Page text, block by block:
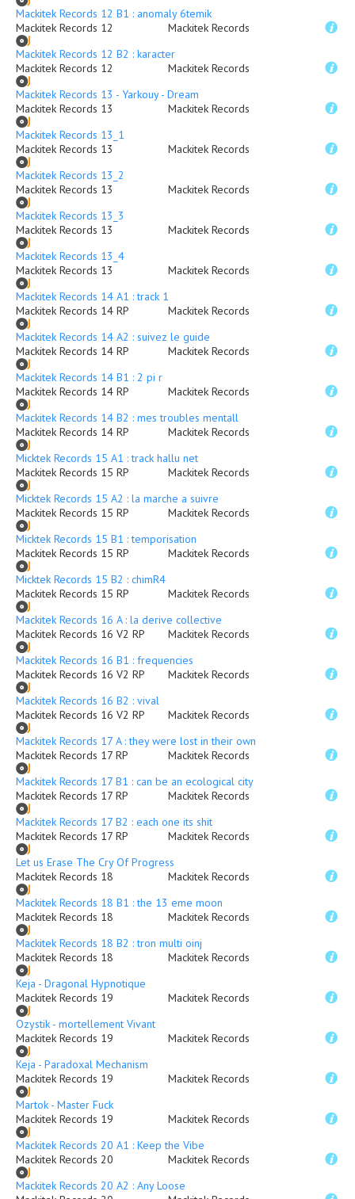
Mackitek Records 12 B1 : anomaly 6temik
Mackitek Records 12
Mackitek Records
Mackitek Records 12 B2 : karacter
Mackitek Records 12
Mackitek Records
Mackitek Records 13 - Yarkouy - Dream
Mackitek Records 13
Mackitek Records
Mackitek Records 13_1
Mackitek Records 13
Mackitek Records
Mackitek Records 13_2
Mackitek Records 13
Mackitek Records
Mackitek Records 13_3
Mackitek Records 13
Mackitek Records
Mackitek Records 13_4
Mackitek Records 13
Mackitek Records
Mackitek Records 14 A1 : track 1
Mackitek Records 14 RP
Mackitek Records
Mackitek Records 14 A2 : suivez le guide
Mackitek Records 14 RP
Mackitek Records
Mackitek Records 14 B1 : 2 pi r
Mackitek Records 14 RP
Mackitek Records
Mackitek Records 14 B2 : mes troubles mentall
Mackitek Records 14 RP
Mackitek Records
Micktek Records 15 A1 : track hallu net
Mackitek Records 15 RP
Mackitek Records
Micktek Records 15 A2 : la marche a suivre
Mackitek Records 15 RP
Mackitek Records
Micktek Records 15 B1 : temporisation
Mackitek Records 15 RP
Mackitek Records
Micktek Records 15 B2 : chimR4
Mackitek Records 15 RP
Mackitek Records
Mackitek Records 16 A : la derive collective
Mackitek Records 16 V2 RP
Mackitek Records
Mackitek Records 16 B1 : frequencies
Mackitek Records 16 V2 RP
Mackitek Records
Mackitek Records 16 B2 : vival
Mackitek Records 16 V2 RP
Mackitek Records
Mackitek Records 17 A : they were lost in their own shit
Mackitek Records 17 RP
Mackitek Records
Mackitek Records 17 B1 : can be an ecological city
Mackitek Records 17 RP
Mackitek Records
Mackitek Records 17 B2 : each one its shit
Mackitek Records 17 RP
Mackitek Records
Let us Erase The Cry Of Progress
Mackitek Records 18
Mackitek Records
Mackitek Records 18 B1 : the 13 eme moon
Mackitek Records 18
Mackitek Records
Mackitek Records 18 B2 : tron multi oinj
Mackitek Records 18
Mackitek Records
Keja - Dragonal Hypnotique
Mackitek Records 19
Mackitek Records
Ozystik - mortellement Vivant
Mackitek Records 19
Mackitek Records
Keja - Paradoxal Mechanism
Mackitek Records 19
Mackitek Records
Martok - Master Fuck
Mackitek Records 19
Mackitek Records
Mackitek Records 20 A1 : Keep the Vibe
Mackitek Records 20
Mackitek Records
Mackitek Records 20 A2 : Any Loose